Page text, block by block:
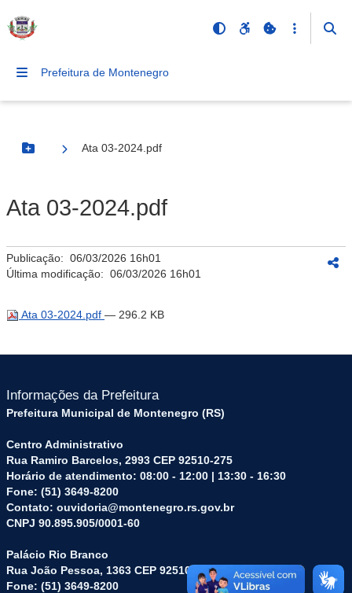
Prefeitura de Montenegro
Botão Menu
Ata 03-2024.pdf
Ata 03-2024.pdf
Publicação: 06/03/2026 16h01
Última modificação: 06/03/2026 16h01
Ata 03-2024.pdf — 296.2 KB
Informações da Prefeitura
Prefeitura Municipal de Montenegro (RS)
Centro Administrativo
Rua Ramiro Barcelos, 2993 CEP 92510-275
Horário de atendimento: 08:00 - 12:00 | 13:30 - 16:30
Fone: (51) 3649-8200
Contato: ouvidoria@montenegro.rs.gov.br
CNPJ 90.895.905/0001-60
Palácio Rio Branco
Rua João Pessoa, 1363 CEP 92510-045
Fone: (51) 3649-8200